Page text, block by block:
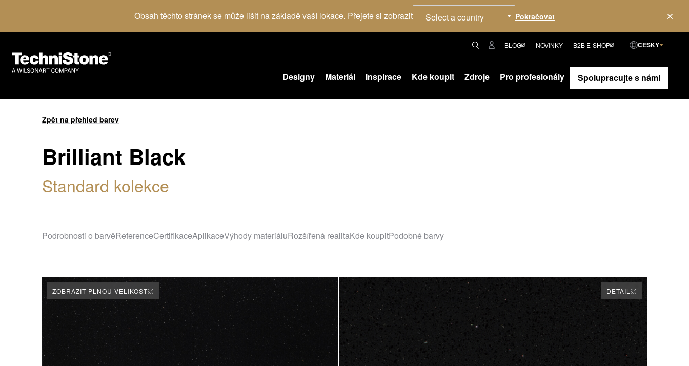
Obsah těchto stránek se může lišit na základě vaší lokace. Přejete si zobrazit Select a country
BLOG NOVINKY B2B E-SHOP ČESKY
Designy Materiál Inspirace Kde koupit Zdroje Pro profesionály Spolupracujte s námi
Zpět na přehled barev
Brilliant Black
Standard kolekce
Podrobnosti o barvěReferenceCertifikaceAplikaceVýhody materiáluRozšířená realitaKde koupitPodobné barvy
ZOBRAZIT PLNOU VELIKOST DETAIL